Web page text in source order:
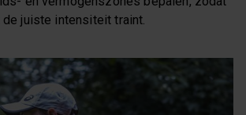
juiste intensiteit traint.